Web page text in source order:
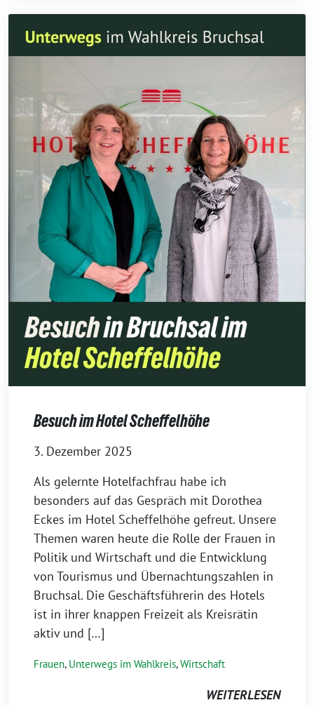
Besuch im Hotel Scheffelhöhe
3. Dezember 2025
Als gelernte Hotelfachfrau habe ich
besonders auf das Gespräch mit Dorothea
Eckes im Hotel Scheffelhöhe gefreut. Unsere
Themen waren heute die Rolle der Frauen in
Politik und Wirtschaft und die Entwicklung
von Tourismus und Übernachtungszahlen in
Bruchsal. Die Geschäftsführerin des Hotels
ist in ihrer knappen Freizeit als Kreisrätin
aktiv und […]
Frauen, Unterwegs im Wahlkreis,Wirtschaft
WEITERLESEN